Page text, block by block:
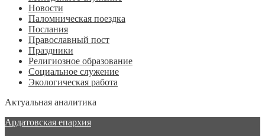
Новости
Паломническая поездка
Послания
Православный пост
Праздники
Религиозное образование
Социальное служение
Экологическая работа
Актуальная аналитика
Ардатовская епархия